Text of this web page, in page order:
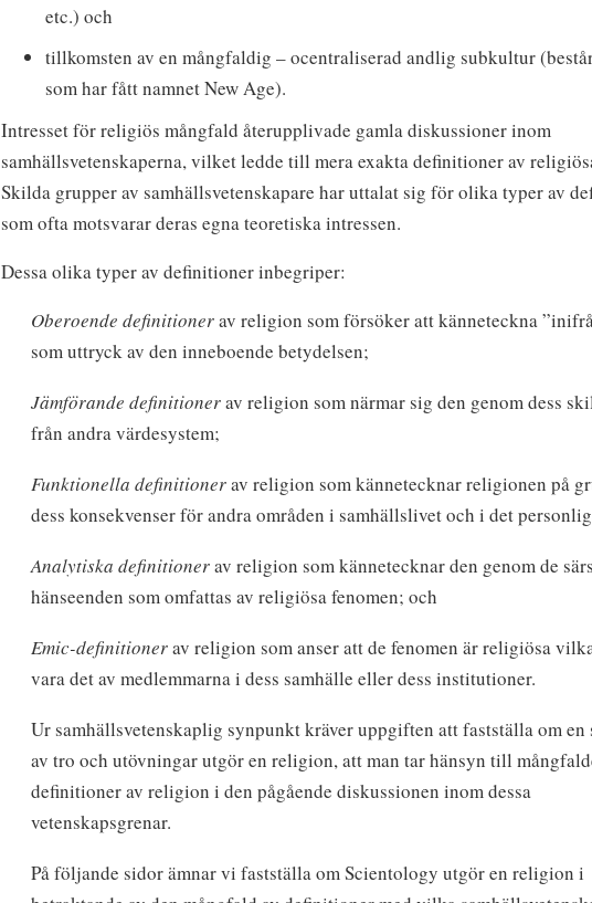
etc.) och
tillkomsten av en mångfaldig – ocentraliserad andlig subkultur
som har fått namnet New Age).
Intresset för religiös mångfald återupplivade gamla diskussioner inom
samhällsvetenskaperna, vilket ledde till mera exakta definitioner av
Skilda grupper av samhällsvetenskapare har uttalat sig för olika typer av
som ofta motsvarar deras egna teoretiska intressen.
Dessa olika typer av definitioner inbegriper:
Oberoende definitionerav religion som försöker att känneteckna
som uttryck av den inneboende betydelsen;
Jämförande definitionerav religion som närmar sig den genom dess
från andra värdesystem;
Funktionella definitionerav religion som kännetecknar religionen på
dess konsekvenser för andra områden i samhällslivet och i det
Analytiska definitionerav religion som kännetecknar den genom de
hänseenden som omfattas av religiösa fenomen; och
Emic-definitionerav religion som anser att de fenomen är religiösa
vara det av medlemmarna i dess samhälle eller dess institutioner.
Ur samhällsvetenskaplig synpunkt kräver uppgiften att fastställa om en
av tro och utövningar utgör en religion, att man tar hänsyn till
definitioner av religion i den pågående diskussionen inom dessa
vetenskapsgrenar.
På följande sidor ämnar vi fastställa om Scientology utgör en religion i